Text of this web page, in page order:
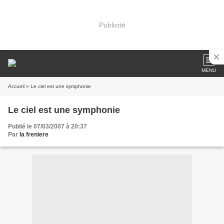
Publicité
MENU
Accueil » Le ciel est une symphonie
Le ciel est une symphonie
Publié le 07/03/2007 à 20:37
Par la freniere